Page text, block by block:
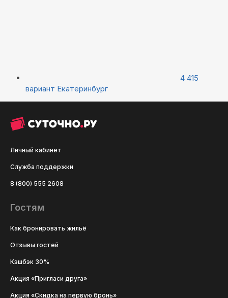
4 415
вариант Екатеринбург
Личный кабинет
Служба поддержки
8 (800) 555 2608
Гостям
Как бронировать жильё
Отзывы гостей
Кэшбэк 30%
Акция «Пригласи друга»
Акция «Скидка на первую бронь»